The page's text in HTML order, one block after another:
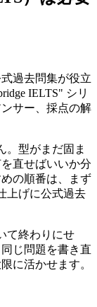
過去問集が役立
IELTS" シリ
サー、採点の解
。型がまだ固ま
直せばいいか分
の順番は、まず
上げに公式過去
て終わりにせ
じ問題を書き直
に活かせます。